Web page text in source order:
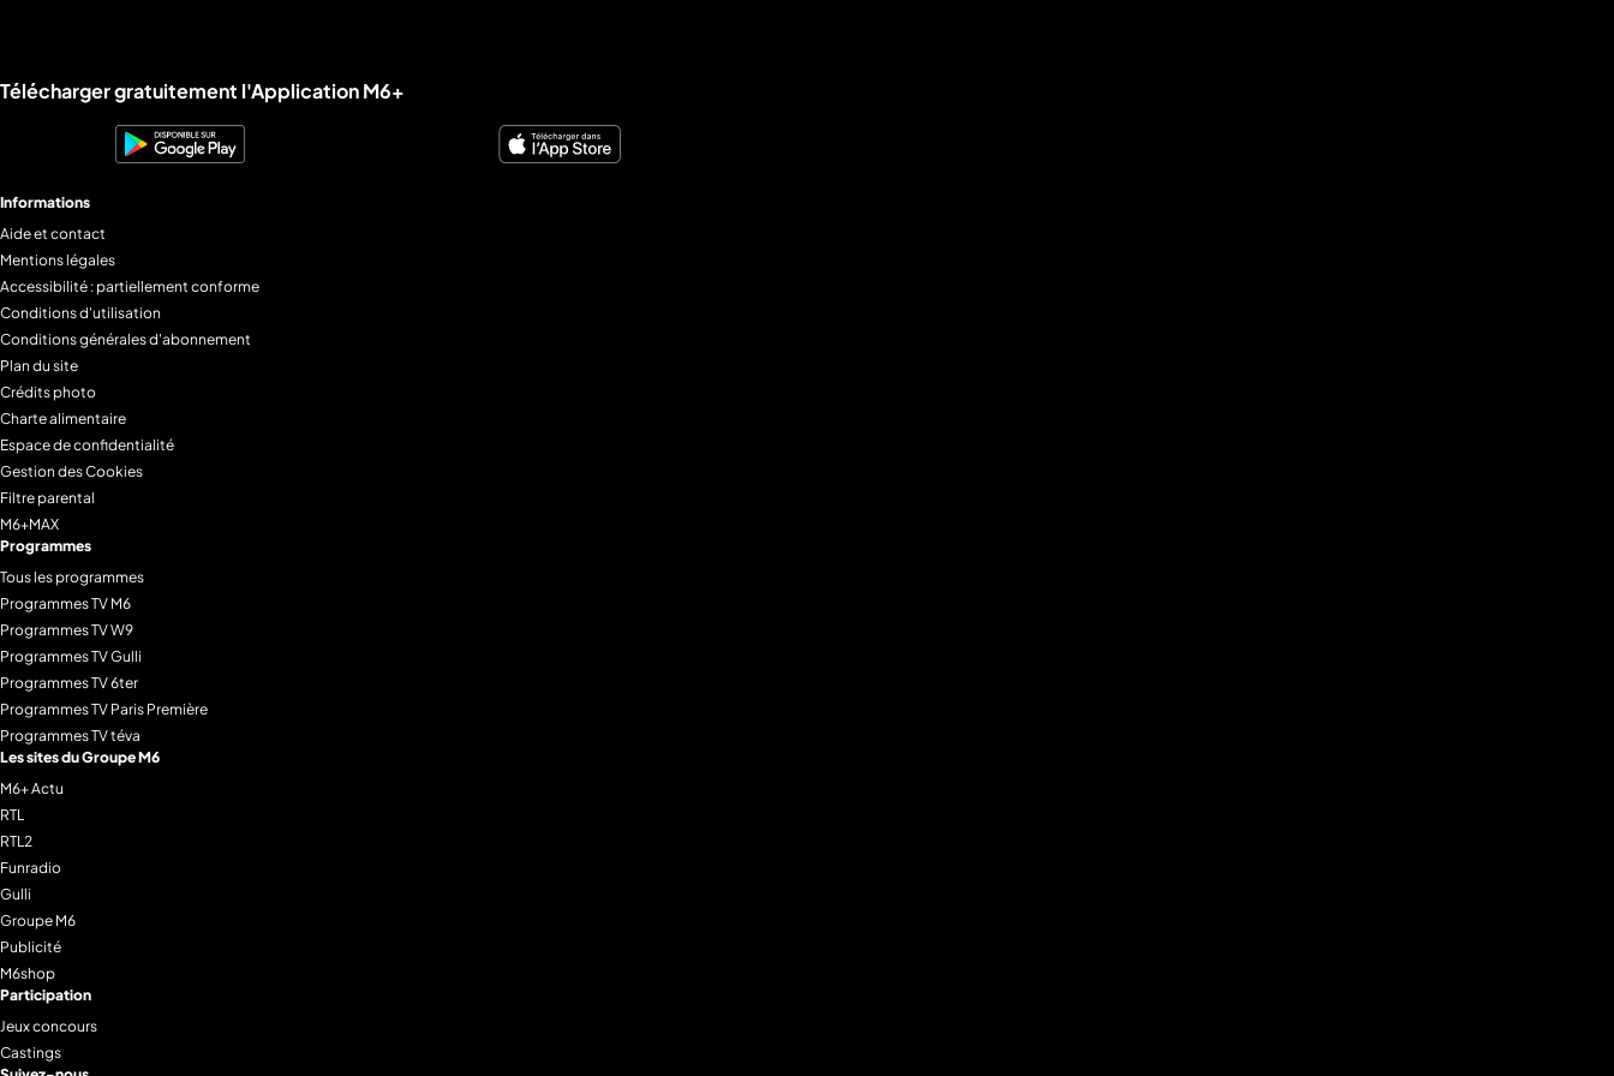
Liens utiles M6+.
Télécharger gratuitement l'Application M6+
Informations
Aide et contact
Mentions légales
Accessibilité : partiellement conforme
Conditions d'utilisation
Conditions générales d'abonnement
Plan du site
Crédits photo
Charte alimentaire
Espace de confidentialité
Gestion des Cookies
Filtre parental
M6+MAX
Programmes
Tous les programmes
Programmes TV M6
Programmes TV W9
Programmes TV Gulli
Programmes TV 6ter
Programmes TV Paris Première
Programmes TV téva
Les sites du Groupe M6
M6+ Actu
RTL
RTL2
Funradio
Gulli
Groupe M6
Publicité
M6shop
Participation
Jeux concours
Castings